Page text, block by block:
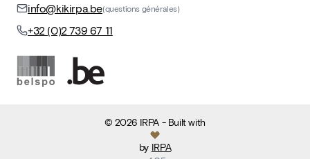
info@kikirpa.be(questions générales)
+32 (0)2 739 67 11
©2026 IRPA- Built with
by IRPA